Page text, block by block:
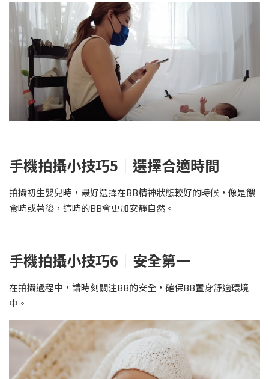
手機拍攝小技巧5 ｜選擇合適時間
拍攝初生嬰兒時，最好選擇在BB精神狀態較好的時候，像是餵
食時或著後，這時的BB會更加安靜自然。
手機拍攝小技巧6 ｜安全第一
在拍攝過程中，請時刻關注BB的安全，確保BB置身舒適環境
中。